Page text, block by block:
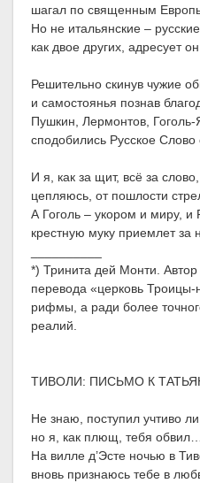
шагал по священным
Но не итальянские –
как двое других, адресует
Решительно скинув чужие
и самостоянья познав
Пушкин, Лермонтов, Гоголь-
сподобились Русское Слово
И я, как за щит, всё за
цепляюсь, от пошлости
А Гоголь – укором и миру, и
крестную муку приемлет за
*) Тринита дей Монти.
перевода «церковь Троицы-
рифмы, а ради более
реалий.
ТИВОЛИ: ПИСЬМО К
Не знаю, поступил учтиво
но я, как плющ, тебя обвил…
На вилле д’Эсте ночью в
вновь признаюсь тебе в